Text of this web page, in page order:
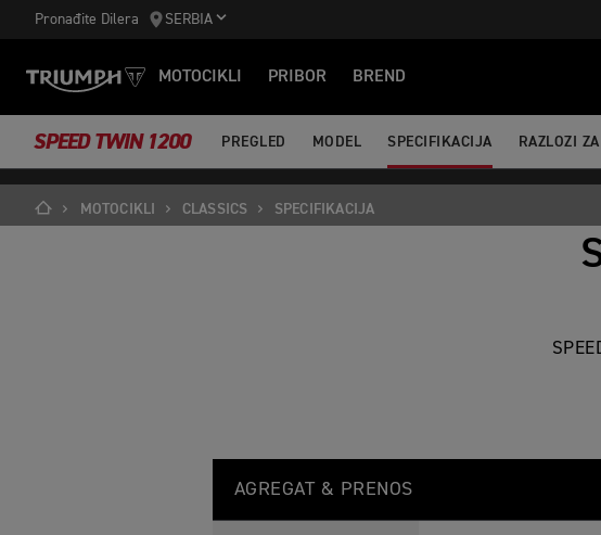
https://www.googletagmanager.com/
Pronađite Dilera SERBIA
MOTOCIKLI PRIBOR BREND
SPEED TWIN 1200 PREGLED MODEL SPECIFIKACIJA RAZLOZI
MOTOCIKLI CLASSICS SPECIFIKACIJA
AGREGAT & PRENOS